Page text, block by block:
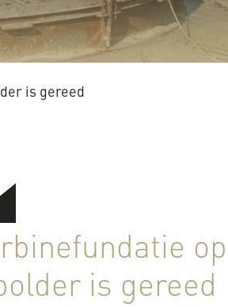
is gereed
op
is gereed